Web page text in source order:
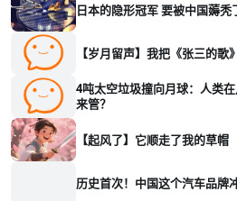
日本的隐形冠军 要被中国薅秃
【岁月留声】我把《张三的歌
4吨太空垃圾撞向月球：人类
来管？
【起风了】它顺走了我的草帽
历史首次！中国这个汽车品牌